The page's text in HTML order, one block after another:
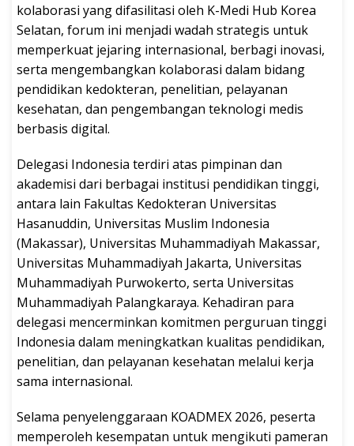
kolaborasi yang difasilitasi oleh K-Medi Hub Korea
Selatan, forum ini menjadi wadah strategis untuk
memperkuat jejaring internasional, berbagi inovasi,
serta mengembangkan kolaborasi dalam bidang
pendidikan kedokteran, penelitian, pelayanan
kesehatan, dan pengembangan teknologi medis
berbasis digital.
Delegasi Indonesia terdiri atas pimpinan dan
akademisi dari berbagai institusi pendidikan tinggi,
antara lain Fakultas Kedokteran Universitas
Hasanuddin, Universitas Muslim Indonesia
(Makassar), Universitas Muhammadiyah Makassar,
Universitas Muhammadiyah Jakarta, Universitas
Muhammadiyah Purwokerto, serta Universitas
Muhammadiyah Palangkaraya. Kehadiran para
delegasi mencerminkan komitmen perguruan tinggi
Indonesia dalam meningkatkan kualitas pendidikan,
penelitian, dan pelayanan kesehatan melalui kerja
sama internasional.
Selama penyelenggaraan KOADMEX 2026, peserta
memperoleh kesempatan untuk mengikuti pameran